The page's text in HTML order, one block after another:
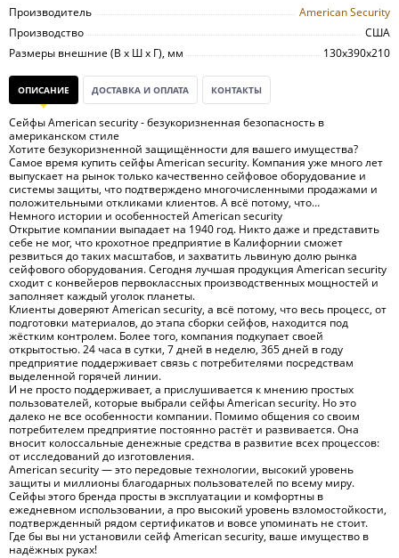
Производитель
American Security
Производство
США
Размеры внешние (В х Ш х Г), мм
130х390х210
ОПИСАНИЕ ДОСТАВКА И ОПЛАТА КОНТАКТЫ
Сейфы American security - безукоризненная безопасность в
американском стиле
Хотите безукоризненной защищённости для вашего имущества?
Самое время купить сейфы American security. Компания уже много лет
выпускает на рынок только качественно сейфовое оборудование и
системы защиты, что подтверждено многочисленными продажами и
положительными откликами клиентов. А всё потому, что…
Немного истории и особенностей American security
Открытие компании выпадает на 1940 год. Никто даже и представить
себе не мог, что крохотное предприятие в Калифорнии сможет
резвиться до таких масштабов, и захватить львиную долю рынка
сейфового оборудования. Сегодня лучшая продукция American security
сходит с конвейеров первоклассных производственных мощностей и
заполняет каждый уголок планеты.
Клиенты доверяют American security, а всё потому, что весь процесс, от
подготовки материалов, до этапа сборки сейфов, находится под
жёстким контролем. Более того, компания подкупает своей
открытостью. 24 часа в сутки, 7 дней в неделю, 365 дней в году
предприятие поддерживает связь с потребителями посредствам
выделенной горячей линии.
И не просто поддерживает, а прислушивается к мнению простых
пользователей, которые выбрали сейфы American security. Но это
далеко не все особенности компании. Помимо общения со своим
потребителем предприятие постоянно растёт и развивается. Она
вносит колоссальные денежные средства в развитие всех процессов:
от исследований до изготовления.
American security — это передовые технологии, высокий уровень
защиты и миллионы благодарных пользователей по всему миру.
Сейфы этого бренда просты в эксплуатации и комфортны в
ежедневном использовании, а про высокий уровень взломостойкости,
подтвержденный рядом сертификатов и вовсе упоминать не стоит.
Где бы вы ни установили сейф American security, ваше имущество в
надёжных руках!